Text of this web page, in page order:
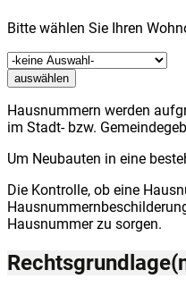
Bitte wählen Sie Ihren
auswählen
Hausnummern werden
im Stadt- bzw.
Um Neubauten in eine
Die Kontrolle, ob eine
Hausnummer zu sorgen.